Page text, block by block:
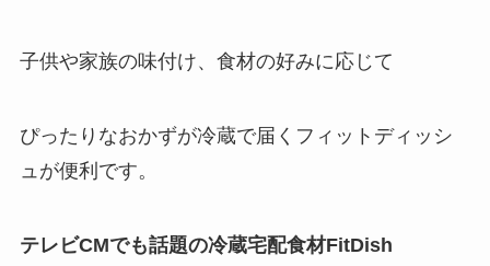
子供や家族の味付け、食材の好みに応じて
ぴったりなおかずが冷蔵で届くフィットディッシ
ュが便利です。
テレビCMでも話題の冷蔵宅配食材FitDish